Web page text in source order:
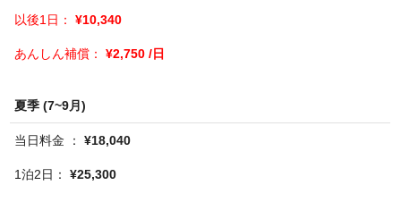
¥10,340
¥2,750 /日
夏季 (7~9月)
¥18,040
¥25,300